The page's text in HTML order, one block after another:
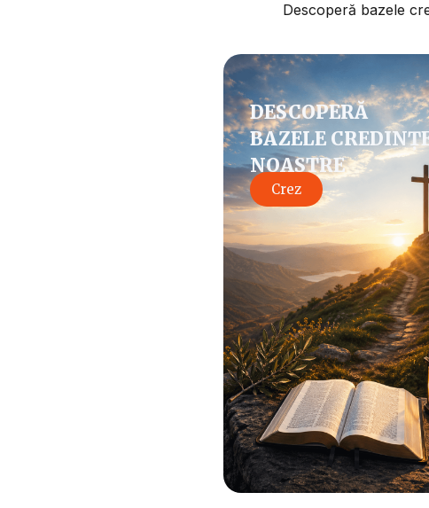
Descoperă bazele
DESCOPERĂ
BAZELE
NOASTRE
Crez